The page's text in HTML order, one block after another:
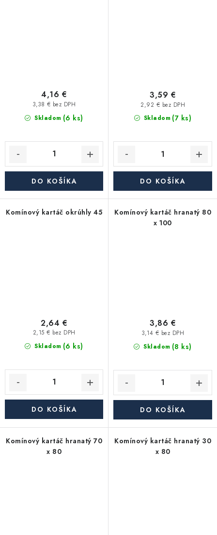
Skladom (6 ks)
3,38 € bez DPH
4,16 €
DO KOŠÍKA
Skladom (7 ks)
2,92 € bez DPH
3,59 €
DO KOŠÍKA
Komínový kartáč okrúhly 45
Skladom (6 ks)
2,15 € bez DPH
2,64 €
DO KOŠÍKA
Komínový kartáč hranatý 80
x 100
Skladom (8 ks)
3,14 € bez DPH
3,86 €
DO KOŠÍKA
Komínový kartáč hranatý 70
x 80
Komínový kartáč hranatý 30
x 80